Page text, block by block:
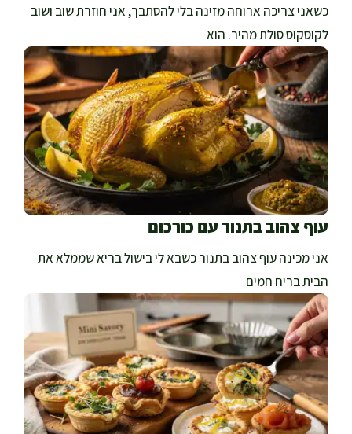
כשאני צריכה ארוחה מזינה בלי להסתבך, אני חוזרת שוב ושוב
לקוסקוס סולת מהיר. הוא
עוף צהוב בתנור עם כורכום
אני מכינה עוף צהוב בתנור כשבא לי בישול בריא שממלא את
הבית בריח חמים